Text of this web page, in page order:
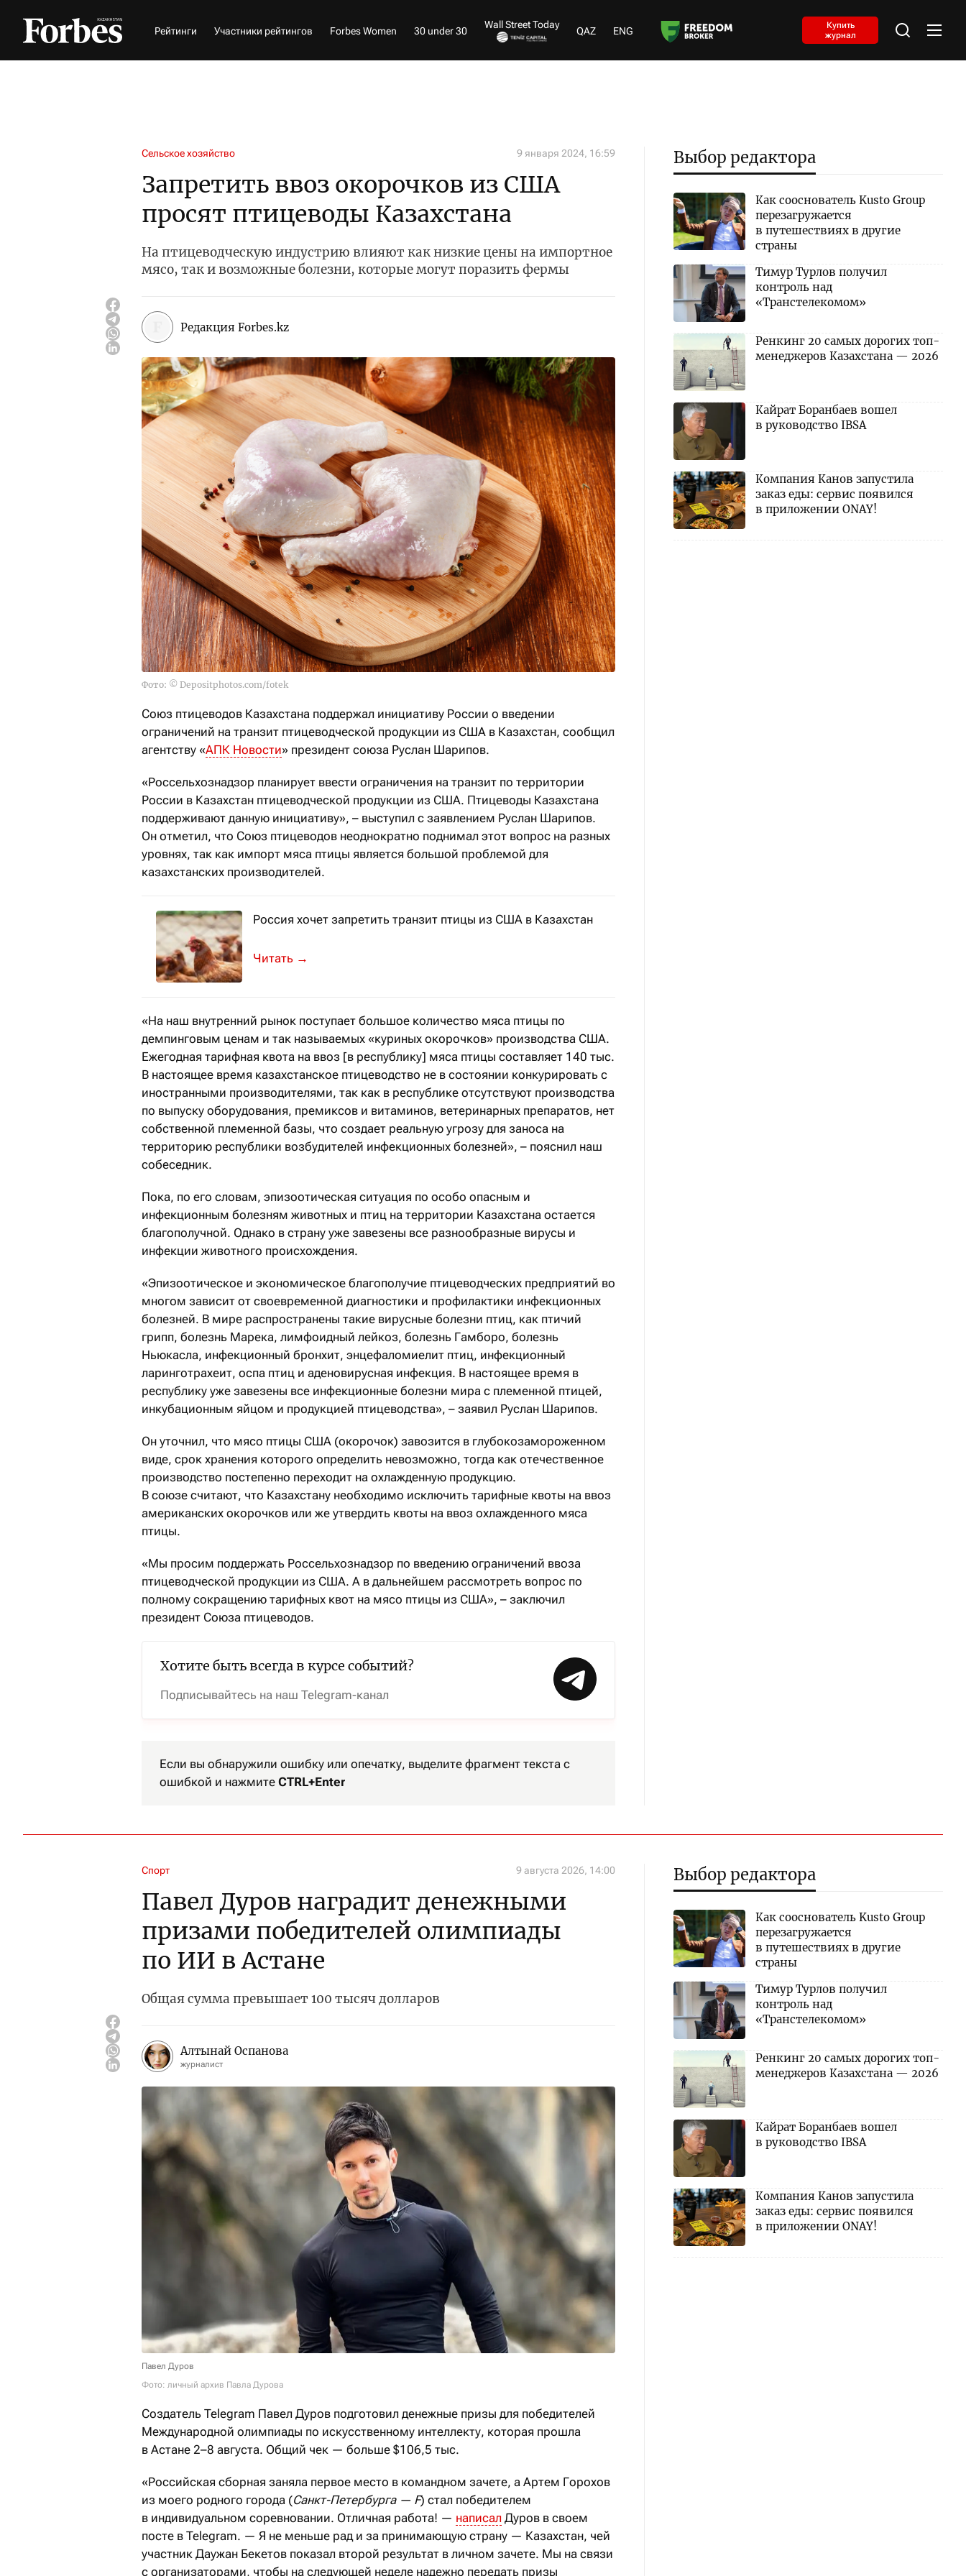
Рейтинги Участники рейтингов Forbes Women 30 under 30
Wall Street Today
QAZ ENG
Купить
журнал
Сельское хозяйство 9 января 2024, 16:59
Запретить ввоз окорочков из США
просят птицеводы Казахстана
На птицеводческую индустрию влияют как низкие цены на импортное
мясо, так и возможные болезни, которые могут поразить фермы
Редакция Forbes.kz
Фото: © Depositphotos.com/fotek
Союз птицеводов Казахстана поддержал инициативу России о введении
ограничений на транзит птицеводческой продукции из США в Казахстан, сообщил
агентству «АПК Новости» президент союза Руслан Шарипов.
«Россельхознадзор планирует ввести ограничения на транзит по территории
России в Казахстан птицеводческой продукции из США. Птицеводы Казахстана
поддерживают данную инициативу», – выступил с заявлением Руслан Шарипов.
Он отметил, что Союз птицеводов неоднократно поднимал этот вопрос на разных
уровнях, так как импорт мяса птицы является большой проблемой для
казахстанских производителей.
Россия хочет запретить транзит птицы из США в Казахстан
Такое решение рассматривают с целью защиты территорий России и Казахстана о...
→
«На наш внутренний рынок поступает большое количество мяса птицы по
демпинговым ценам и так называемых «куриных окорочков» производства США.
Ежегодная тарифная квота на ввоз [в республику] мяса птицы составляет 140 тыс.
В настоящее время казахстанское птицеводство не в состоянии конкурировать с
иностранными производителями, так как в республике отсутствуют производства
по выпуску оборудования, премиксов и витаминов, ветеринарных препаратов, нет
собственной племенной базы, что создает реальную угрозу для заноса на
территорию республики возбудителей инфекционных болезней», – пояснил наш
собеседник.
Пока, по его словам, эпизоотическая ситуация по особо опасным и
инфекционным болезням животных и птиц на территории Казахстана остается
благополучной. Однако в страну уже завезены все разнообразные вирусы и
инфекции животного происхождения.
«Эпизоотическое и экономическое благополучие птицеводческих предприятий во
многом зависит от своевременной диагностики и профилактики инфекционных
болезней. В мире распространены такие вирусные болезни птиц, как птичий
грипп, болезнь Марека, лимфоидный лейкоз, болезнь Гамборо, болезнь
Ньюкасла, инфекционный бронхит, энцефаломиелит птиц, инфекционный
ларинготрахеит, оспа птиц и аденовирусная инфекция. В настоящее время в
республику уже завезены все инфекционные болезни мира с племенной птицей,
инкубационным яйцом и продукцией птицеводства», – заявил Руслан Шарипов.
Он уточнил, что мясо птицы США (окорочок) завозится в глубокозамороженном
виде, срок хранения которого определить невозможно, тогда как отечественное
производство постепенно переходит на охлажденную продукцию.
В союзе считают, что Казахстану необходимо исключить тарифные квоты на ввоз
американских окорочков или же утвердить квоты на ввоз охлажденного мяса
птицы.
«Мы просим поддержать Россельхознадзор по введению ограничений ввоза
птицеводческой продукции из США. А в дальнейшем рассмотреть вопрос по
полному сокращению тарифных квот на мясо птицы из США», – заключил
президент Союза птицеводов.
Хотите быть всегда в курсе событий?
Подписывайтесь на наш Telegram-канал
Если вы обнаружили ошибку или опечатку, выделите фрагмент текста с
ошибкой и нажмите CTRL+Enter
Выбор редактора
Как сооснователь Kusto Group
перезагружается
в путешествиях в другие
страны
Тимур Турлов получил
контроль над
«Транстелекомом»
Ренкинг 20 самых дорогих топ-
менеджеров Казахстана — 2026
Кайрат Боранбаев вошел
в руководство IBSA
Компания Канов запустила
заказ еды: сервис появился
в приложении ONAY!
Спорт 9 августа 2026, 14:00
Павел Дуров наградит денежными
призами победителей олимпиады
по ИИ в Астане
Общая сумма превышает 100 тысяч долларов
Алтынай Оспанова
журналист
Павел Дуров
Фото: личный архив Павла Дурова
Создатель Telegram Павел Дуров подготовил денежные призы для победителей
Международной олимпиады по искусственному интеллекту, которая прошла
в Астане 2–8 августа. Общий чек — больше $106,5 тыс.
«Российская сборная заняла первое место в командном зачете, а Артем Горохов
из моего родного города (Санкт-Петербурга — F) стал победителем
в индивидуальном соревновании. Отличная работа! — написал Дуров в своем
посте в Telegram. — Я не меньше рад и за принимающую страну — Казахстан, чей
участник Даужан Бекетов показал второй результат в личном зачете. Мы на связи
с организаторами, чтобы на следующей неделе надежно передать призы
Выбор редактора
Как сооснователь Kusto Group
перезагружается
в путешествиях в другие
страны
Тимур Турлов получил
контроль над
«Транстелекомом»
Ренкинг 20 самых дорогих топ-
менеджеров Казахстана — 2026
Кайрат Боранбаев вошел
в руководство IBSA
Компания Канов запустила
заказ еды: сервис появился
в приложении ONAY!